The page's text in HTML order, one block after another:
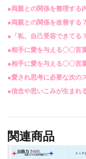
●両親との関係を整理する
●両親との関係を改善する
●「私、自己受容できてる
●相手に愛を与える〇〇言
●相手に愛を与える〇〇言
●愛され思考に必要な次の
●信念や思いこみが生まれ
関連商品